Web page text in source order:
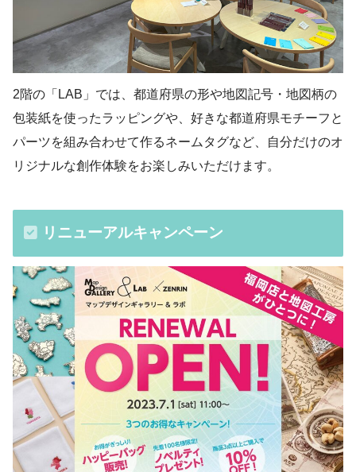
2階の「LAB」では、都道府県の形や地図記号・地図柄の
包装紙を使ったラッピングや、好きな都道府県モチーフと
パーツを組み合わせて作るネームタグなど、自分だけのオ
リジナルな創作体験をお楽しみいただけます。
リニューアルキャンペーン